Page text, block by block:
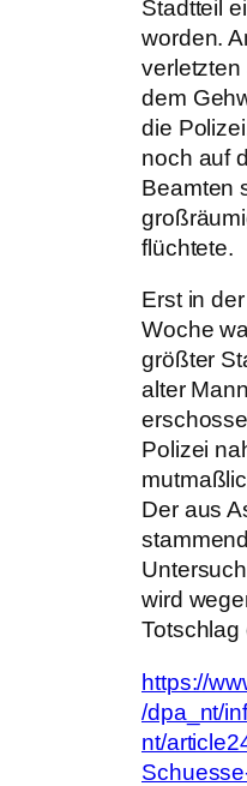
Stadtteil
worden.
dem
die
noch auf
Beamten
flüchtete.
Erst in
Woche
größter
alter
Polizei
Der aus
wird
Totschlag
https://
/dpa_nt/
nt/